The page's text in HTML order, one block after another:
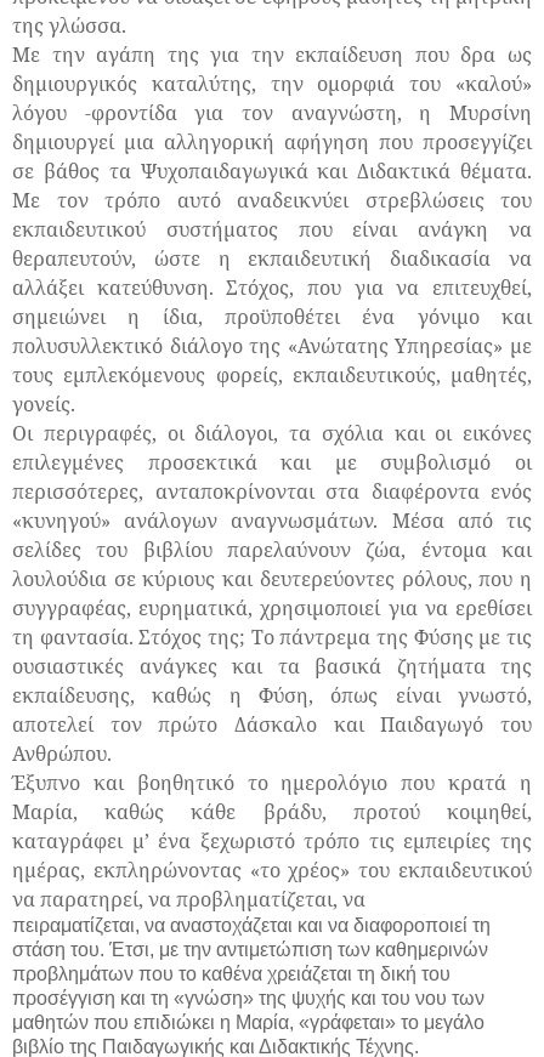
της γλώσσα.
Με την αγάπη της για την εκπαίδευση που δρα ως
δημιουργικός καταλύτης, την ομορφιά του «καλού»
λόγου -φροντίδα για τον αναγνώστη, η Μυρσίνη
δημιουργεί μια αλληγορική αφήγηση που προσεγγίζει
σε βάθος τα Ψυχοπαιδαγωγικά και Διδακτικά θέματα.
Με τον τρόπο αυτό αναδεικνύει στρεβλώσεις του
εκπαιδευτικού συστήματος που είναι ανάγκη να
θεραπευτούν, ώστε η εκπαιδευτική διαδικασία να
αλλάξει κατεύθυνση. Στόχος, που για να επιτευχθεί,
σημειώνει η ίδια, προϋποθέτει ένα γόνιμο και
πολυσυλλεκτικό διάλογο της «Ανώτατης Υπηρεσίας» με
τους εμπλεκόμενους φορείς, εκπαιδευτικούς, μαθητές,
γονείς.
Οι περιγραφές, οι διάλογοι, τα σχόλια και οι εικόνες
επιλεγμένες προσεκτικά και με συμβολισμό οι
περισσότερες, ανταποκρίνονται στα διαφέροντα ενός
«κυνηγού» ανάλογων αναγνωσμάτων. Μέσα από τις
σελίδες του βιβλίου παρελαύνουν ζώα, έντομα και
λουλούδια σε κύριους και δευτερεύοντες ρόλους, που η
συγγραφέας, ευρηματικά, χρησιμοποιεί για να ερεθίσει
τη φαντασία. Στόχος της; Το πάντρεμα της Φύσης με τις
ουσιαστικές ανάγκες και τα βασικά ζητήματα της
εκπαίδευσης, καθώς η Φύση, όπως είναι γνωστό,
αποτελεί τον πρώτο Δάσκαλο και Παιδαγωγό του
Ανθρώπου.
Έξυπνο και βοηθητικό το ημερολόγιο που κρατά η
Μαρία, καθώς κάθε βράδυ, προτού κοιμηθεί,
καταγράφει μ’ ένα ξεχωριστό τρόπο τις εμπειρίες της
ημέρας, εκπληρώνοντας «το χρέος» του εκπαιδευτικού
να παρατηρεί, να προβληματίζεται, να
πειραματίζεται, να αναστοχάζεται και να διαφοροποιεί τη
στάση του. Έτσι, με την αντιμετώπιση των καθημερινών
προβλημάτων που το καθένα χρειάζεται τη δική του
προσέγγιση και τη «γνώση» της ψυχής και του νου των
μαθητών που επιδιώκει η Μαρία, «γράφεται» το μεγάλο
βιβλίο της Παιδαγωγικής και Διδακτικής Τέχνης.